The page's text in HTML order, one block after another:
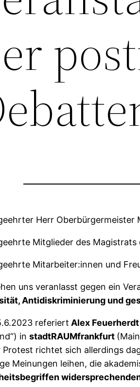
Herr Oberbürgermeister
Mitglieder des
Mitarbeiter:innen und
uns veranlasst gegen ein
Antidiskriminierung und
referiert Alex Feuerherdt
instadtRAUMfrankfurt
Protest richtet sich allerdings
Meinungen leihen, die